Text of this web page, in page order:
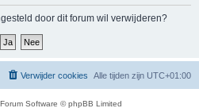
door dit forum wil verwijderen?
Alle tijden zijn UTC+01:00
Verwijder cookies
Software © phpBB Limited